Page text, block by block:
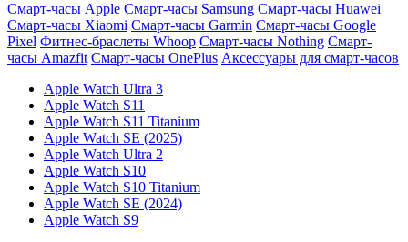
Смарт-часы Apple Смарт-часы Samsung Смарт-часы Huawei
Смарт-часы Xiaomi Смарт-часы Garmin Смарт-часы Google
Pixel Фитнес-браслеты Whoop Смарт-часы Nothing Смарт-
часы Amazfit Смарт-часы OnePlus Аксессуары для смарт-часов
Apple Watch Ultra 3
Apple Watch S11
Apple Watch S11 Titanium
Apple Watch SE (2025)
Apple Watch Ultra 2
Apple Watch S10
Apple Watch S10 Titanium
Apple Watch SE (2024)
Apple Watch S9